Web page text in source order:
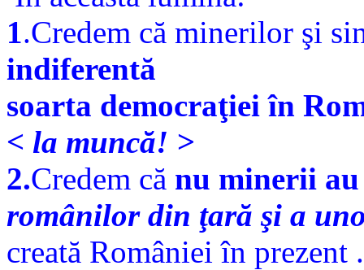
1.Credem că minerilor şi
indiferentă
soarta democraţiei în
< la muncă! >
2.Credem că nu minerii
românilor din ţară şi a
creată României în prezent .